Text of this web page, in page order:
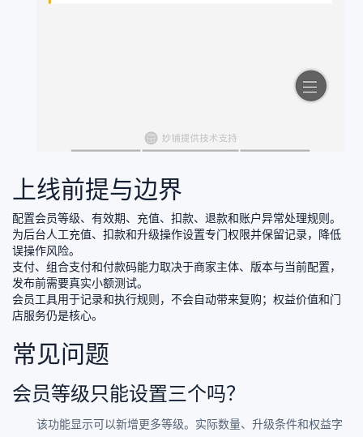
上线前提与边界
配置会员等级、有效期、充值、扣款、退款和账户异常处理规则。
为后台人工充值、扣款和升级操作设置专门权限并保留记录，降低
误操作风险。
支付、组合支付和付款码能力取决于商家主体、版本与当前配置，
发布前需要真实小额测试。
会员工具用于记录和执行规则，不会自动带来复购；权益价值和门
店服务仍是核心。
常见问题
会员等级只能设置三个吗？
该功能显示可以新增更多等级。实际数量、升级条件和权益字